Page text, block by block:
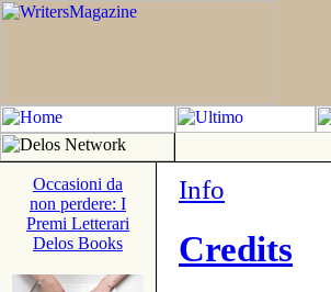
Occasioni da
non perdere: I
Premi Letterari
Delos Books
Info
Credits